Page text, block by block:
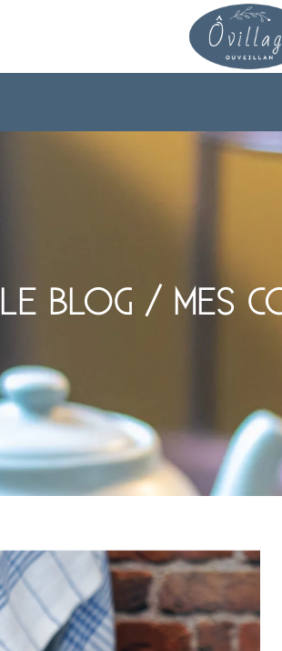
LE BLOG / MES